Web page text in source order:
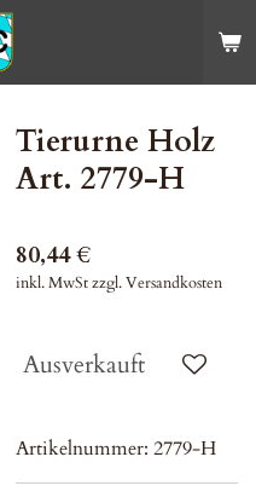
Tierurne Holz
Art. 2779-H
80,44 €
inkl. MwSt zzgl. Versandkosten
Ausverkauft
Artikelnummer: 2779-H